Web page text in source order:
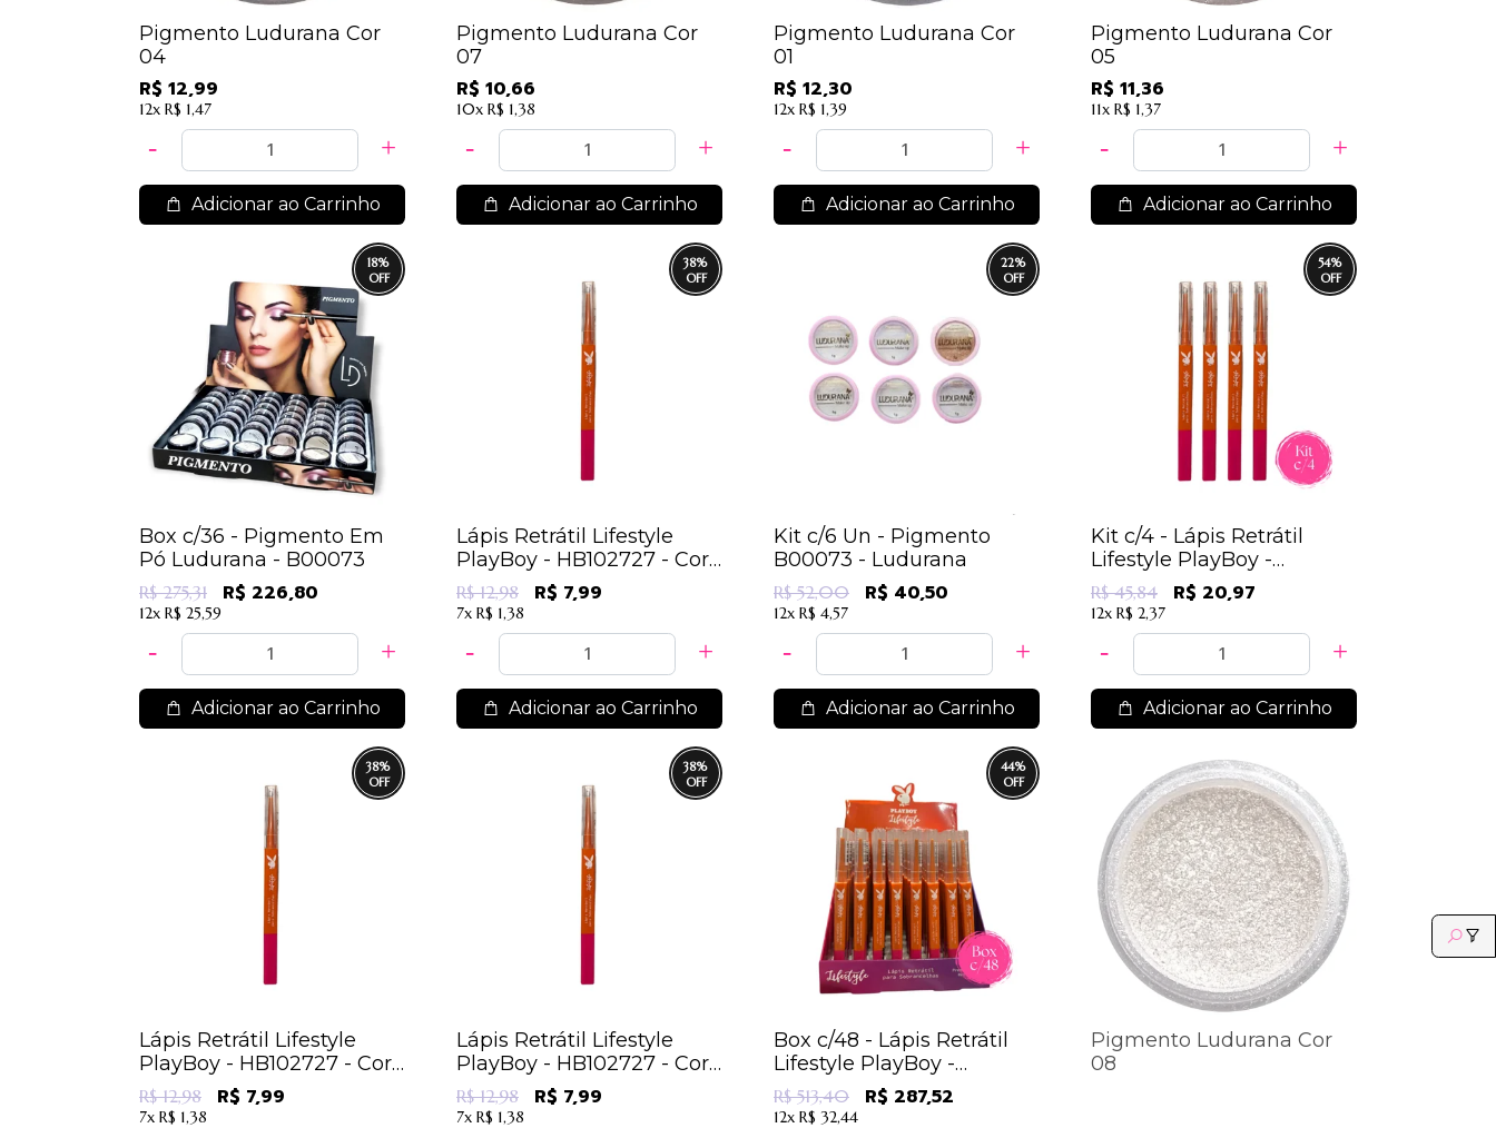
Pigmento Ludurana Cor
04
R$ 12,99
12x R$ 1,47
Adicionar ao Carrinho
Pigmento Ludurana Cor
07
R$ 10,66
10x R$ 1,38
Adicionar ao Carrinho
Pigmento Ludurana Cor
01
R$ 12,30
12x R$ 1,39
Adicionar ao Carrinho
Pigmento Ludurana Cor
05
R$ 11,36
11x R$ 1,37
Adicionar ao Carrinho
18%
Box c/36 - Pigmento Em
Pó Ludurana - B00073
R$ 275,31 R$ 226,80
12x R$ 25,59
Adicionar ao Carrinho
38%
Lápis Retrátil Lifestyle
PlayBoy - HB102727 - Cor
03
R$ 12,98 R$ 7,99
7x R$ 1,38
Adicionar ao Carrinho
22%
Kit c/6 Un - Pigmento
B00073 - Ludurana
R$ 52,00 R$ 40,50
12x R$ 4,57
Adicionar ao Carrinho
54%
Kit c/4 - Lápis Retrátil
Lifestyle PlayBoy -
HB102727 / 11,46
R$ 45,84 R$ 20,97
12x R$ 2,37
Adicionar ao Carrinho
38%
Lápis Retrátil Lifestyle
PlayBoy - HB102727 - Cor
04
R$ 12,98 R$ 7,99
7x R$ 1,38
38%
Lápis Retrátil Lifestyle
PlayBoy - HB102727 - Cor
02
R$ 12,98 R$ 7,99
7x R$ 1,38
44%
Box c/48 - Lápis Retrátil
Lifestyle PlayBoy -
HB102727 / 10,69
R$ 513,40 R$ 287,52
12x R$ 32,44
Pigmento Ludurana Cor
08